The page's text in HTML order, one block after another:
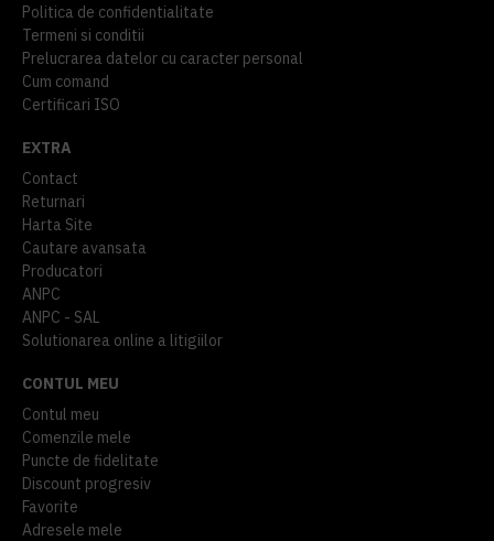
Politica de confidentialitate
Termeni si conditii
Prelucrarea datelor cu caracter personal
Cum comand
Certificari ISO
EXTRA
Contact
Returnari
Harta Site
Cautare avansata
Producatori
ANPC
ANPC - SAL
Solutionarea online a litigiilor
CONTUL MEU
Contul meu
Comenzile mele
Puncte de fidelitate
Discount progresiv
Favorite
Adresele mele